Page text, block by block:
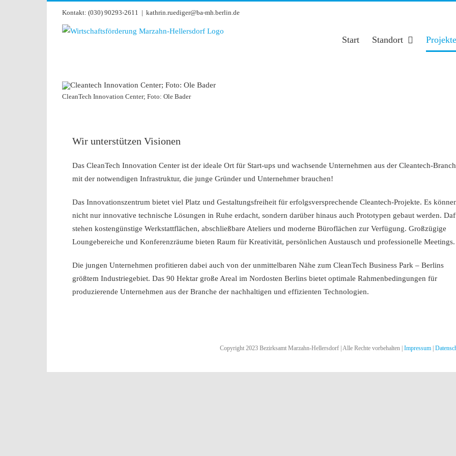
Kontakt: (030) 90293-2611 | kathrin.ruediger@ba-mh.berlin.de
Start Standort
CleanTech Innovation Center; Foto: Ole Bader
Wir unterstützen Visionen
Das CleanTech Innovation Center ist der ideale Ort für Start-ups und wachsende Unternehmen aus der Cleantech-
mit der notwendigen Infrastruktur, die junge Gründer und Unternehmer brauchen!
Das Innovationszentrum bietet viel Platz und Gestaltungsfreiheit für erfolgsversprechende Cleantech-Projekte. Es
nicht nur innovative technische Lösungen in Ruhe erdacht, sondern darüber hinaus auch Prototypen gebaut werden.
stehen kostengünstige Werkstattflächen, abschließbare Ateliers und moderne Büroflächen zur Verfügung. Großzügige
Loungebereiche und Konferenzräume bieten Raum für Kreativität, persönlichen Austausch und professionelle Meetings.
Die jungen Unternehmen profitieren dabei auch von der unmittelbaren Nähe zum CleanTech Business Park – Berlins
größtem Industriegebiet. Das 90 Hektar große Areal im Nordosten Berlins bietet optimale Rahmenbedingungen für
produzierende Unternehmen aus der Branche der nachhaltigen und effizienten Technologien.
Copyright 2023 Bezirksamt Marzahn-Hellersdorf | Alle Rechte vorbehalten | Impressum|